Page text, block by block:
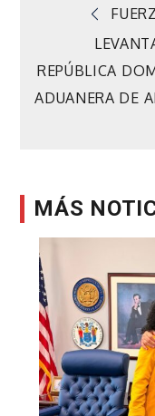
de
REPÚBLICA
ADUANERA DE
MÁS